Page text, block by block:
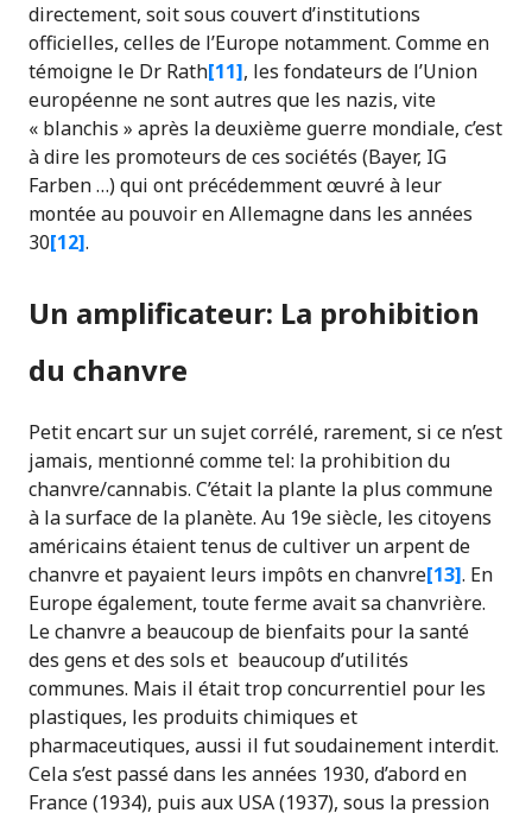
directement, soit sous couvert d’institutions
officielles, celles de l’Europe notamment. Comme en
témoigne le Dr Rath[11], les fondateurs de l’Union
européenne ne sont autres que les nazis, vite
« blanchis » après la deuxième guerre mondiale, c’est
à dire les promoteurs de ces sociétés (Bayer, IG
Farben …) qui ont précédemment œuvré à leur
montée au pouvoir en Allemagne dans les années
30[12].
Un amplificateur: La prohibition
du chanvre
Petit encart sur un sujet corrélé, rarement, si ce n’est
jamais, mentionné comme tel: la prohibition du
chanvre/cannabis. C’était la plante la plus commune
à la surface de la planète. Au 19e siècle, les citoyens
américains étaient tenus de cultiver un arpent de
chanvre et payaient leurs impôts en chanvre[13]. En
Europe également, toute ferme avait sa chanvrière.
Le chanvre a beaucoup de bienfaits pour la santé
des gens et des sols et beaucoup d’utilités
communes. Mais il était trop concurrentiel pour les
plastiques, les produits chimiques et
pharmaceutiques, aussi il fut soudainement interdit.
Cela s’est passé dans les années 1930, d’abord en
France (1934), puis aux USA (1937), sous la pression